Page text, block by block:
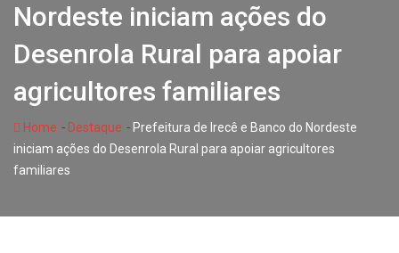
Nordeste iniciam ações do
Desenrola Rural para apoiar
agricultores familiares
Home - Destaque - Prefeitura de Irecê e Banco do Nordeste
iniciam ações do Desenrola Rural para apoiar agricultores
familiares